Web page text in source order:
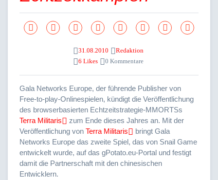
31.08.2010
Redaktion
6 Likes
0 Kommentare
Gala Networks Europe, der führende Publisher von
Free-to-play-Onlinespielen, kündigt die Veröffentlichung
des browserbasierten Echtzeitstrategie-MMORTSs
Terra Militaris
zum Ende dieses Jahres an. Mit der
Veröffentlichung von Terra Militaris
bringt Gala
Networks Europe das zweite Spiel, das von Snail Game
entwickelt wurde, auf das gPotato.eu-Portal und festigt
damit die Partnerschaft mit den chinesischen
Entwicklern.